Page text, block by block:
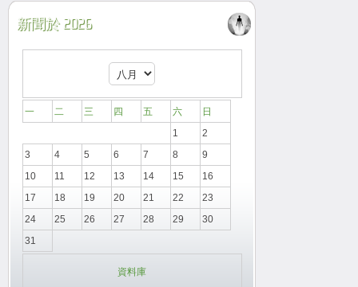
新聞於 2026
一 二 三 四 五 六
日
1
2
3
4 5 6 7 8
9
10
11 12 13 14 15
16
17
18 19 20 21 22
23
24
25 26 27 28 29
30
31
資料庫